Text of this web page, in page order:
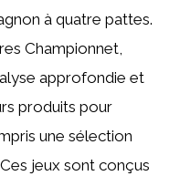
à quatre pattes.
Championnet,
approfondie et
produits pour
une sélection
jeux sont conçus